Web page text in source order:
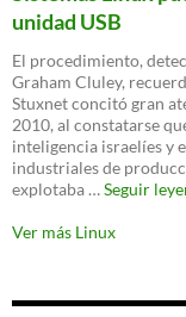
unidad USB
El procedimiento,
Graham Cluley,
Stuxnet concitó gran
2010, al constatarse
inteligencia israelíes y
industriales de
explotaba …Seguir
Ver más Linux